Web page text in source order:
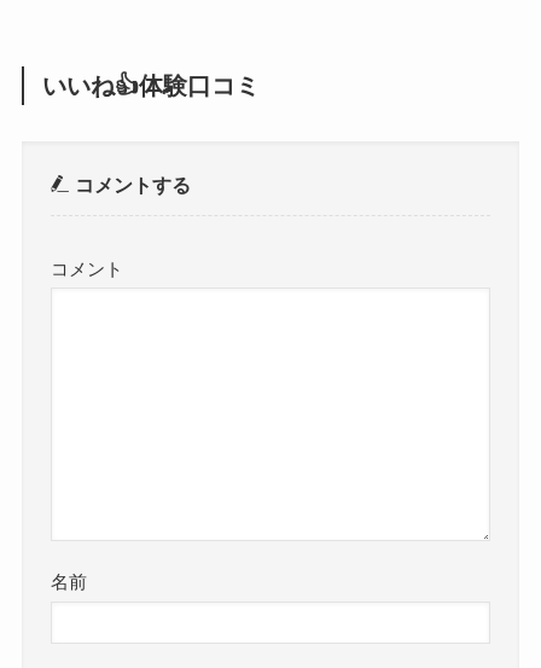
いいね👍体験口コミ
コメントする
コメント
名前